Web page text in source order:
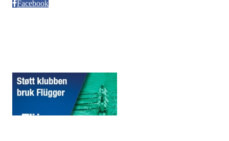
Facebook